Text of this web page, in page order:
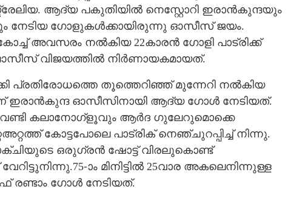
ആദ്യ പകുതിയിൽ നെസ്റ്റോറി ഇരാൻകുന്ദയും
നേടിയ ഗോളുകൾക്കായിരുന്നു ഓസീസ് ജയം.
അവസരം നൽകിയ 22കാരൻ ഗോളി പാട്രിക്ക്
വിജയത്തിൽ നിർണായകമായത്.
പ്രതിരോധത്തെ തൂത്തെറിഞ്ഞ് മുന്നേറി നൽകിയ
ഇരാൻകുന്ദ ഓസീസിനായി ആദ്യ ഗോൾ നേടിയത്.
കലാനോഗ്ളൂവും ആർദ ഗുലേറുമൊക്കെ
കോട്ടപോലെ പാട്രിക് നെഞ്ചുറപ്പിച്ച് നിന്നു.
ഒരുഗ്രൻ ഷോട്ട് വിരലുകൊണ്ട്
ാം മിനിട്ടിൽ 25വാര അകലെനിന്നുള്ള
രണ്ടാം ഗോൾ നേടിയത്.